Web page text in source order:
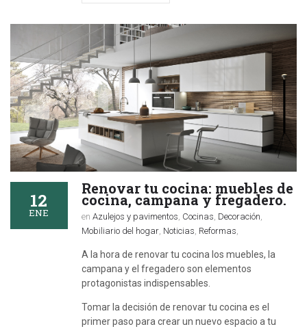
12
ENE
Renovar tu cocina: muebles de
cocina, campana y fregadero.
en Azulejos y pavimentos, Cocinas, Decoración,
Mobiliario del hogar, Noticias, Reformas,
A la hora de renovar tu cocina los muebles, la
campana y el fregadero son elementos
protagonistas indispensables.
Tomar la decisión de renovar tu cocina es el
primer paso para crear un nuevo espacio a tu